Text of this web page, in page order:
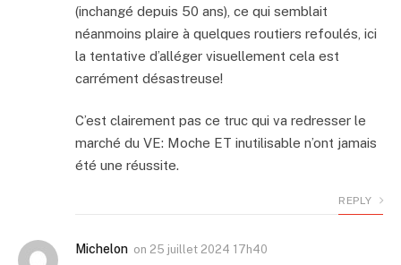
(inchangé depuis 50 ans), ce qui semblait
néanmoins plaire à quelques routiers refoulés, ici
la tentative d’alléger visuellement cela est
carrément désastreuse!
C’est clairement pas ce truc qui va redresser le
marché du VE: Moche ET inutilisable n’ont jamais
été une réussite.
REPLY
Michelon on 25 juillet 2024 17h40